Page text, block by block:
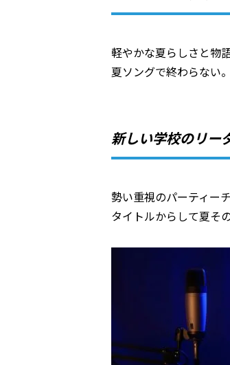
軽やかな夏らしさと物
夏ソングで終わらない
新しい学校のリー
勢い重視のパーティー
タイトルからして夏そ